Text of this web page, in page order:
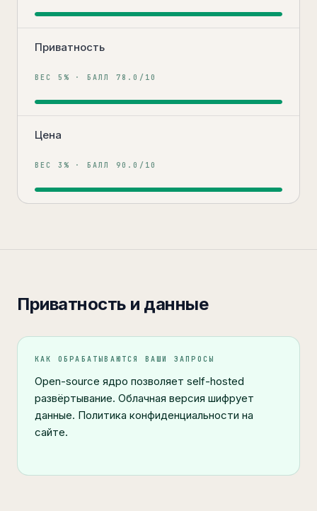
Приватность
ВЕС 5 % · БАЛЛ 78.0 /10
Цена
ВЕС 3 % · БАЛЛ 90.0 /10
Приватность и данные
КАК ОБРАБАТЫВАЮТСЯ ВАШИ ЗАПРОСЫ
Open-source ядро позволяет self-hosted
развёртывание. Облачная версия шифрует
данные. Политика конфиденциальности на
сайте.